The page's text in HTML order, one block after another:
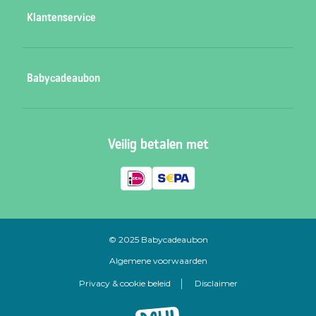
Babycadeaubon groen
Babycadeaubon digitale voucher
Klantenservice
Babycadeaubon
Veilig betalen met
© 2025 Babycadeaubon
Algemene voorwaarden
Privacy & cookie beleid Disclaimer